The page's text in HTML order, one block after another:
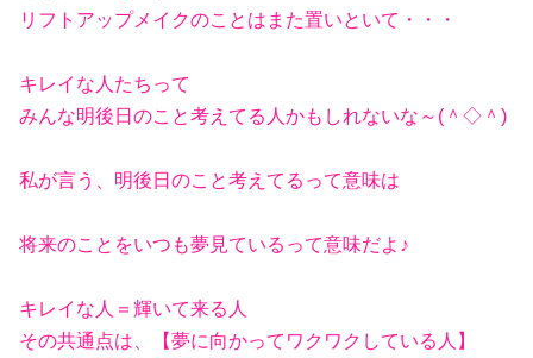
リフトアップメイクのことはまた置いといて・・・
キレイな人たちって
みんな明後日のこと考えてる人かもしれないな～(＾◇＾)
私が言う、明後日のこと考えてるって意味は
将来のことをいつも夢見ているって意味だよ♪
キレイな人＝輝いて来る人
その共通点は、【夢に向かってワクワクしている人】